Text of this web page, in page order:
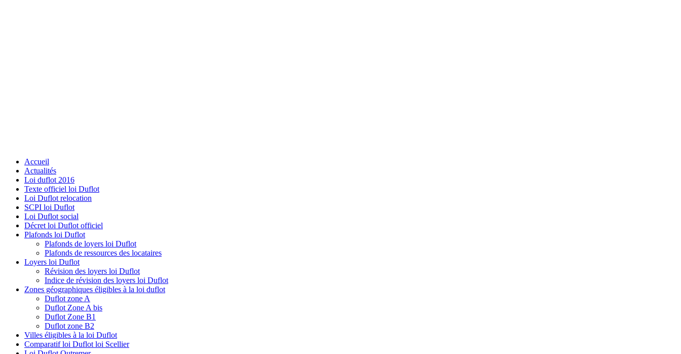
Accueil
Actualités
Loi duflot 2016
Texte officiel loi Duflot
Loi Duflot relocation
SCPI loi Duflot
Loi Duflot social
Décret loi Duflot officiel
Plafonds loi Duflot
Plafonds de loyers loi Duflot
Plafonds de ressources des locataires
Loyers loi Duflot
Révision des loyers loi Duflot
Indice de révision des loyers loi Duflot
Zones géographiques éligibles à la loi duflot
Duflot zone A
Duflot Zone A bis
Duflot Zone B1
Duflot zone B2
Villes éligibles à la loi Duflot
Comparatif loi Duflot loi Scellier